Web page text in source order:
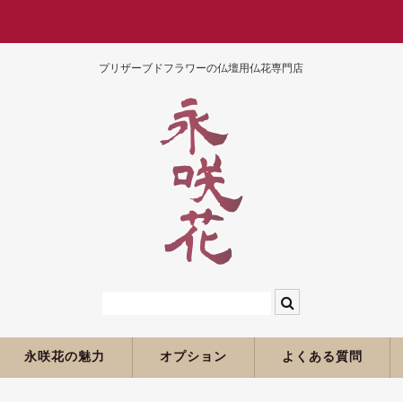
プリザーブドフラワーの仏壇用仏花専門店
永咲花の魅力 オプション よくある質問